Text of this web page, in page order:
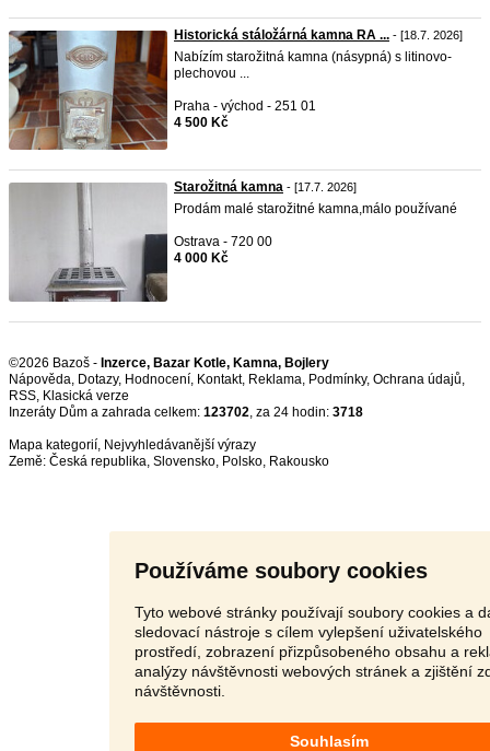
Používáme soubory cookies
Tyto webové stránky používají soubory cookies a
sledovací nástroje s cílem vylepšení uživatelského
prostředí, zobrazení přizpůsobeného obsahu a
analýzy návštěvnosti webových stránek a zjištění
návštěvnosti.
Souhlasím
Historická stáložárná kamna RA ... - [18.7. 2026]
Nabízím starožitná kamna (násypná) s litinovo-
plechovou ...
Praha - východ - 251 01
4 500 Kč
Starožitná kamna - [17.7. 2026]
Prodám malé starožitné kamna,málo používané
Ostrava - 720 00
4 000 Kč
©2026 Bazoš - Inzerce, Bazar Kotle, Kamna, Bojlery
Nápověda, Dotazy, Hodnocení, Kontakt, Reklama, Podmínky, Ochrana údajů,
RSS,
Inzeráty Dům a zahrada celkem: 123702, za 24 hodin: 3718
Mapa kategorií, Nejvyhledávanější výrazy
Země: Česká republika, Slovensko, Polsko, Rakousko